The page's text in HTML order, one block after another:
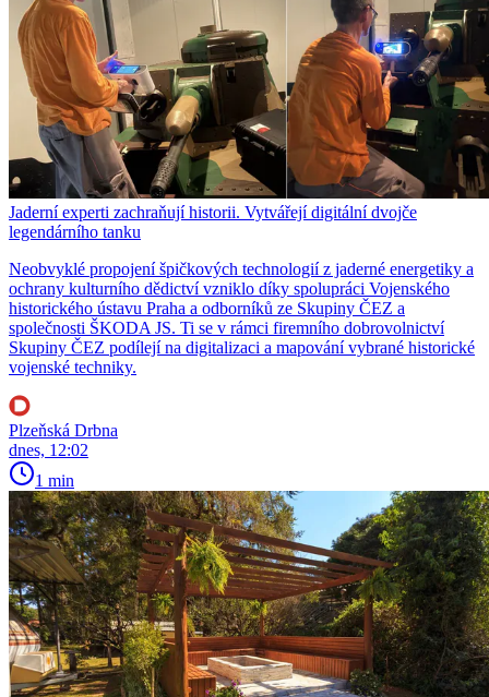
Jaderní experti zachraňují historii. Vytvářejí digitální dvojče
legendárního tanku
Neobvyklé propojení špičkových technologií z jaderné energetiky a
ochrany kulturního dědictví vzniklo díky spolupráci Vojenského
historického ústavu Praha a odborníků ze Skupiny ČEZ a
společnosti ŠKODA JS. Ti se v rámci firemního dobrovolnictví
Skupiny ČEZ podílejí na digitalizaci a mapování vybrané historické
vojenské techniky.
Plzeňská Drbna
dnes, 12:02
1 min